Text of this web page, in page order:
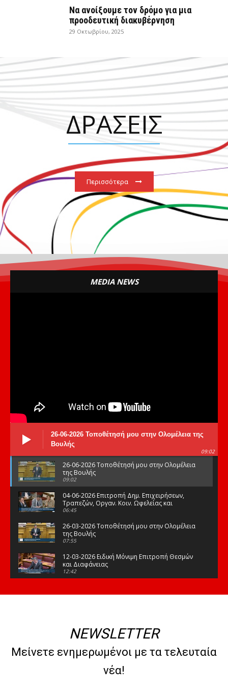
Να ανοίξουμε τον δρόμο για μια
προοδευτική διακυβέρνηση
29 Οκτωβρίου, 2025
ΔΡΑΣΕΙΣ
Περισσότερα
MEDIA NEWS
26-06-2026 Τοποθέτησή μου στην Ολομέλεια της
Βουλής
09:02
26-06-2026 Τοποθέτησή μου στην Ολομέλεια
της Βουλής
09:02
04-06-2026 Επιτροπή Δημ. Επιχειρήσεων,
Τραπεζών, Οργαν. Κοιν. Ωφελείας και
Φορέων Κοινων. Ασφάλισης
06:45
26-03-2026 Τοποθέτησή μου στην Ολομέλεια
της Βουλής
07:55
12-03-2026 Ειδική Μόνιμη Επιτροπή Θεσμών
και Διαφάνειας
12:42
της Βουλής
08:47
10-02-2026 Διαρκής Επιτροπή Μορφωτικών
Υποθέσεων
NEWSLETTER
Μείνετε ενημερωμένοι με τα τελευταία
νέα!